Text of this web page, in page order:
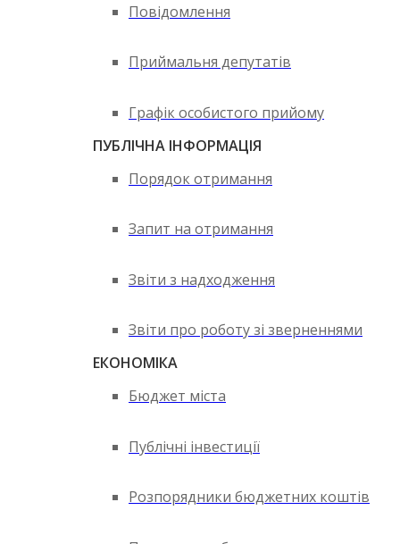
Повідомлення
Приймальня депутатів
Графік особистого прийому
ПУБЛІЧНА ІНФОРМАЦІЯ
Порядок отримання
Запит на отримання
Звіти з надходження
Звіти про роботу зі зверненнями
ЕКОНОМІКА
Бюджет міста
Публічні інвестиції
Розпорядники бюджетних коштів